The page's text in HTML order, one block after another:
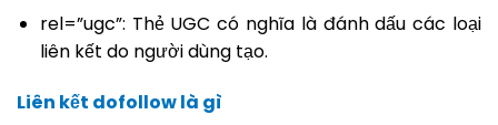
rel=”ugc”: Thẻ UGC có nghĩa là đánh dấu các loại
liên kết do người dùng tạo.
Liên kết dofollow là gì